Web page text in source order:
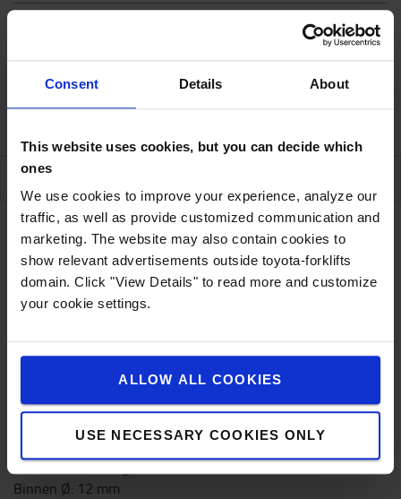
Consent Details About
This website uses cookies, but you can decide which
ones
We use cookies to improve your experience, analyze our
traffic, as well as provide customized communication and
marketing. The website may also contain cookies to
show relevant advertisements outside toyota-forklifts
domain. Click "View Details" to read more and customize
your cookie settings.
ALLOW ALL COOKIES
USE NECESSARY COOKIES ONLY
Specificaties
Technische omschrijving
Installatieafmetingen: 18,5 mm
Binnen Ø: 12 mm